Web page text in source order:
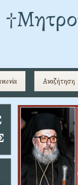
Αναζήτηση